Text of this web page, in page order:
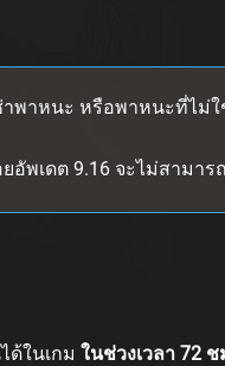
พาหนะ หรือพาหนะที่ไ
พเดต 9.16 จะไม่สามา
ด้ในเกมในช่วงเวลา 72